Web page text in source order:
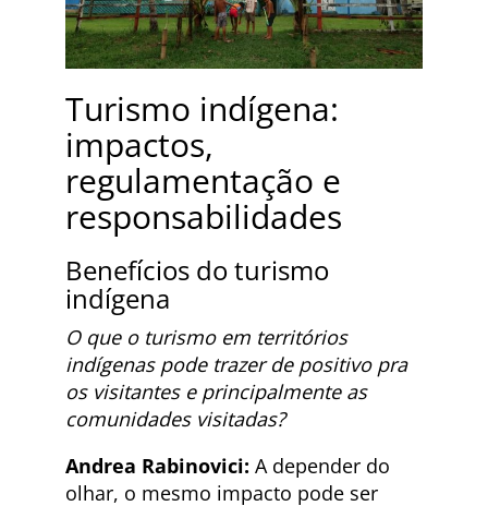
Turismo indígena:
impactos,
regulamentação e
responsabilidades
Benefícios do turismo
indígena
O que o turismo em territórios
indígenas pode trazer de positivo pra
os visitantes e principalmente as
comunidades visitadas?
Andrea Rabinovici: A depender do
olhar, o mesmo impacto pode ser